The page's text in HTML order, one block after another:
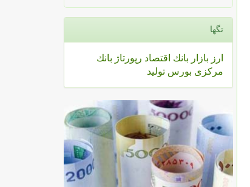
تگها
ارز بازار بانك اقتصاد رپورتاژ بانك
مركزی بورس تولید